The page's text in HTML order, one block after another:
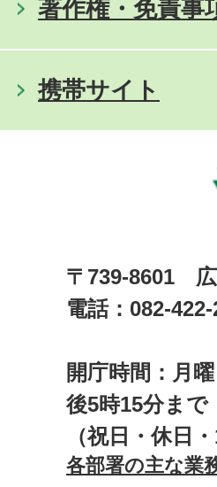
著作権・免責事
携帯サイト
〒739-8601
電話：082-422-
開庁時間：月
後5時15分まで
（祝日・休日
各部署の主な業